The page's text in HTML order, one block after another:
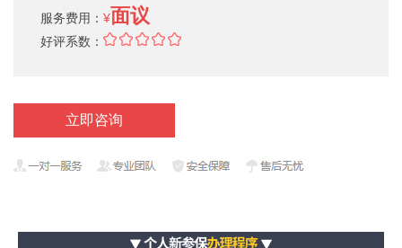
服务费用： ¥面议
好评系数：
立即咨询